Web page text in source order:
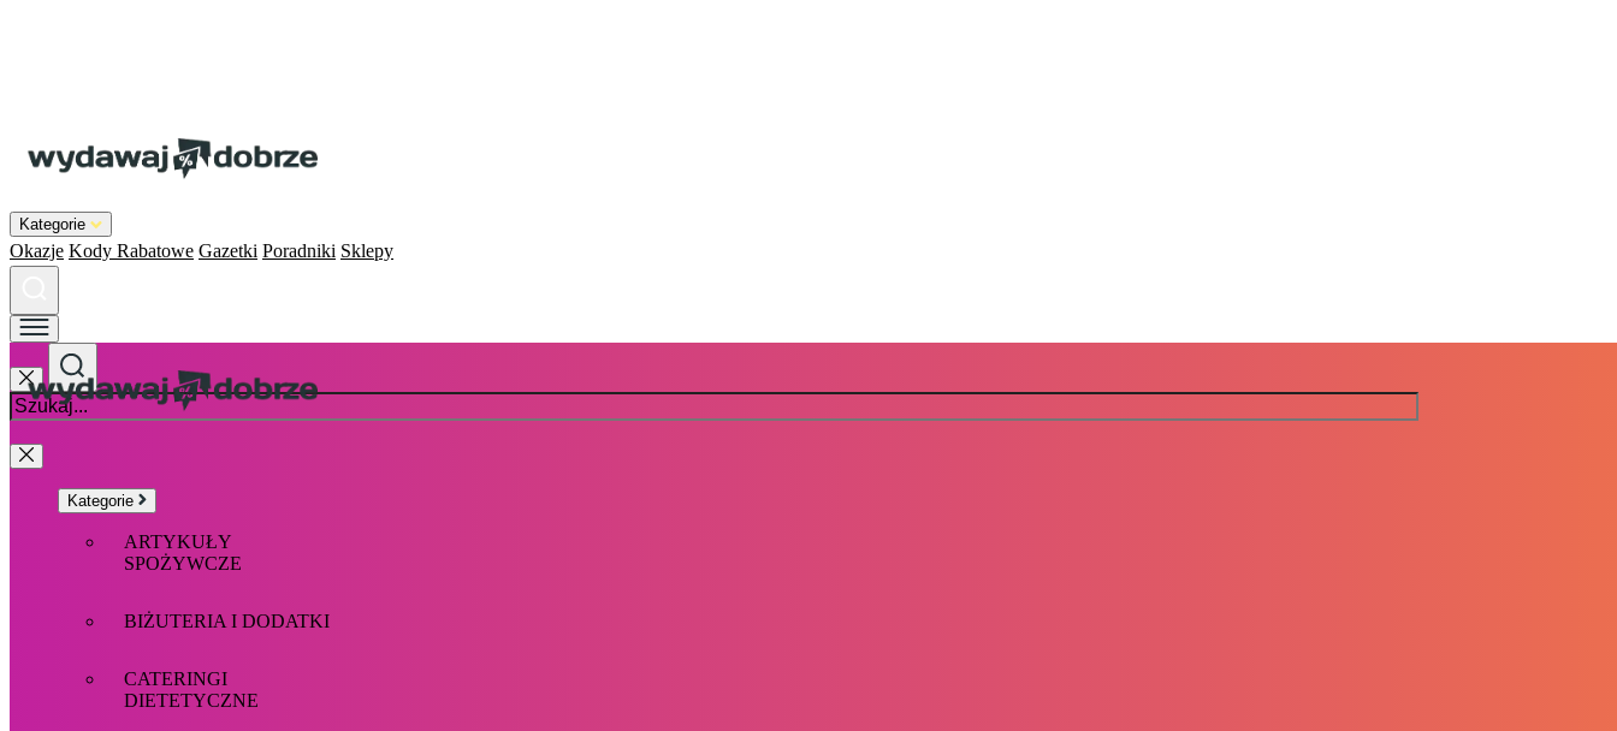
Kategorie
Okazje Kody Rabatowe Gazetki Poradniki Sklepy
Kategorie
ARTYKUŁY
SPOŻYWCZE
BIŻUTERIA I DODATKI
CATERINGI
DIETETYCZNE